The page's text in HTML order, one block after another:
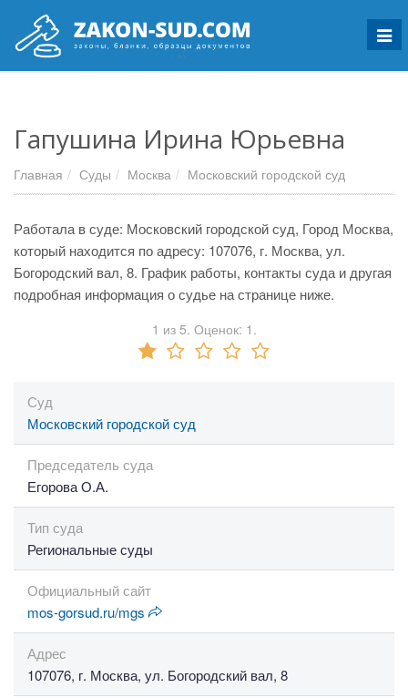
Гапушина Ирина Юрьевна
Главная Суды Москва Московский городской суд
Работала в суде: Московский городской суд, Город Москва,
который находится по адресу: 107076, г. Москва, ул.
Богородский вал, 8. График работы, контакты суда и другая
подробная информация о судье на странице ниже.
1 из 5. Оценок: 1 .
Суд
Московский городской суд
Председатель суда
Егорова О.А.
Тип суда
Региональные суды
Официальный сайт
mos-gorsud.ru/mgs
Адрес
107076, г. Москва, ул. Богородский вал, 8